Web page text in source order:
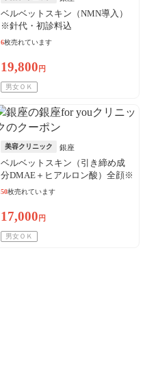
ベルベットスキン（NMN導入）
※針代・初診料込
6枚売れています
19,800 円
男女ＯＫ
美容クリニック 銀座
ベルベットスキン（引き締め成
分DMAE＋ヒアルロン酸）全顔※
初診料・針代込
50枚売れています
17,000 円
男女ＯＫ